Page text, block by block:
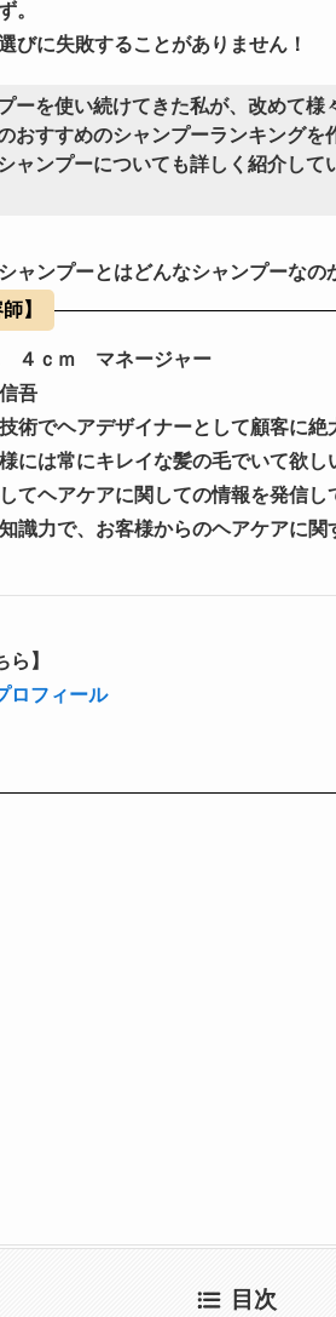
。
びに失敗することがありません！
ーを使い続けてきた私が、改めて様
おすすめのシャンプーランキングを
ャンプーについても詳しく紹介して
ャンプーとはどんなシャンプーなの
】
４ｃｍ マネージャー
吾
術でヘアデザイナーとして顧客に絶
様には常にキレイな髪の毛でいて欲
てヘアケアに関しての情報を発信し
識力で、お客様からのヘアケアに関
】
フィール
目次